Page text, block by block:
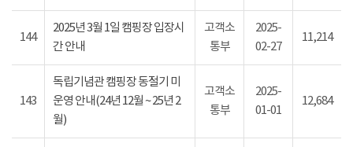
144
2025년 3월 1일 캠핑장 입장시
간 안내
고객소
통부
2025-
02-27
11,214
143
독립기념관 캠핑장 동절기 미
운영 안내(24년 12월 ~ 25년 2
월)
고객소
통부
2025-
01-01
12,684